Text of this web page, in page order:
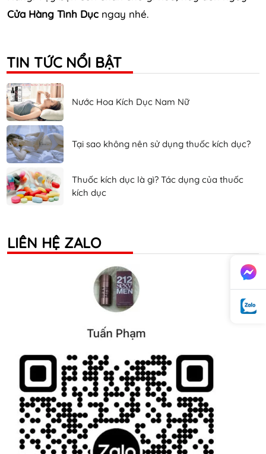
Cửa Hàng Tình Dục ngay nhé.
TIN TỨC NỔI BẬT
Nước Hoa Kích Dục Nam Nữ
Tại sao không nên sử dụng thuốc kích dục?
Thuốc kích dục là gì? Tác dụng của thuốc
kích dục
LIÊN HỆ ZALO